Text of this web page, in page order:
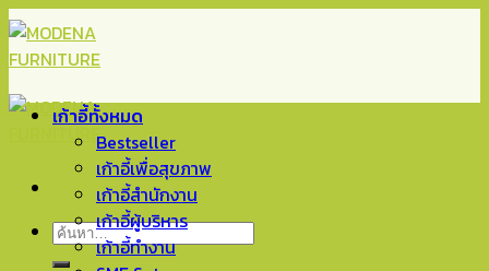
Skip
to
content
ค้นหา:
เก้าอี้ทั้งหมด
Bestseller
เก้าอี้เพื่อสุขภาพ
เก้าอี้สำนักงาน
เก้าอี้ผู้บริหาร
เก้าอี้ทำงาน